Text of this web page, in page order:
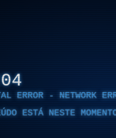
ERROR - NETWORK
ESTÁ NESTE